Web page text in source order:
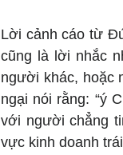
Lời cảnh cáo từ
cũng là lời nhắc
người khác, hoặc
ngại nói rằng: “ý
với người chẳng
vực kinh doanh